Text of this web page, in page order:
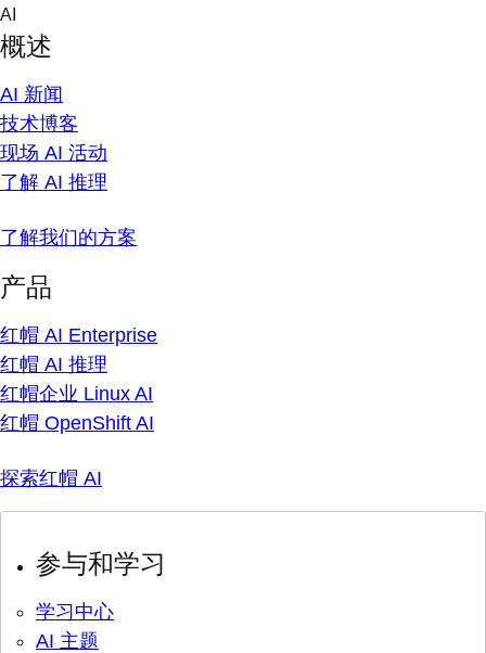
Skip
content
AI
概述
AI 新闻
技术博客
现场 AI 活动
了解 AI 推理
了解我们的方案
产品
红帽 AI Enterprise
红帽 AI 推理
红帽企业 Linux AI
红帽 OpenShift AI
探索红帽 AI
参与和学习
学习中心
AI 主题